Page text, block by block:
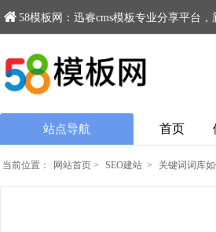
58模板网：迅睿cms模板专业分享平台，
站点导航 首页
当前位置： 网站首页 > SEO建站 > 关键词词库